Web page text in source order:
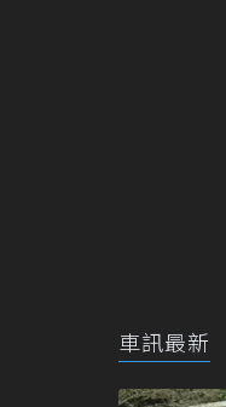
車訊最新